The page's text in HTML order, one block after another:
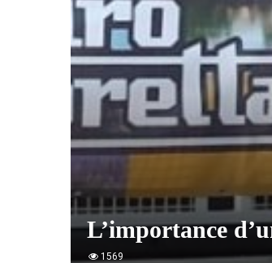
L’importance
1569